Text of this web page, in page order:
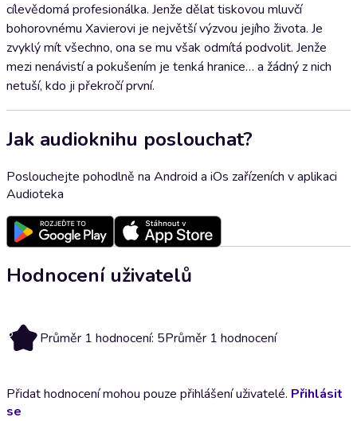
cílevědomá profesionálka. Jenže dělat tiskovou mluvčí
bohorovnému Xavierovi je největší výzvou jejího života. Je
zvyklý mít všechno, ona se mu však odmítá podvolit. Jenže
mezi nenávistí a pokušením je tenká hranice… a žádný z nich
netuší, kdo ji překročí první.
Jak audioknihu poslouchat?
Poslouchejte pohodlně na Android a iOs zařízeních v aplikaci
Audioteka
Hodnocení uživatelů
5 Průměr 1 hodnocení: 5Průměr 1 hodnocení
Přidat hodnocení mohou pouze přihlášení uživatelé. Přihlásit
se